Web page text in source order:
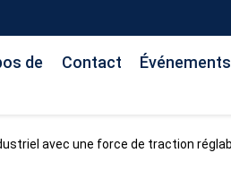
de
Contact Événements
avec une force de traction